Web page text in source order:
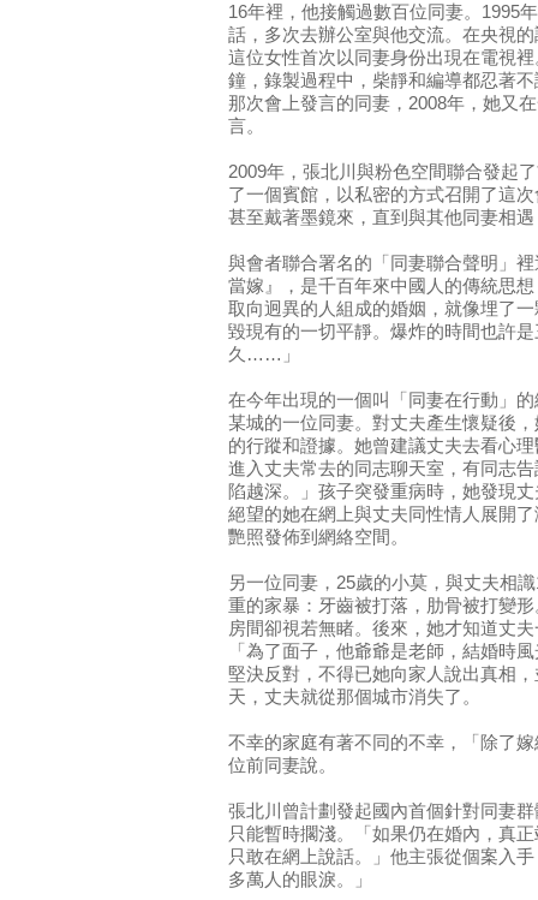
16年裡，他接觸過數百位同妻。1995
話，多次去辦公室與他交流。在央視
這位女性首次以同妻身份出現在電視
鐘，錄製過程中，柴靜和編導都忍著
那次會上發言的同妻，2008年，她又
言。
2009年，張北川與粉色空間聯合發起
了一個賓館，以私密的方式召開了這
甚至戴著墨鏡來，直到與其他同妻相
與會者聯合署名的「同妻聯合聲明」
當嫁』，是千百年來中國人的傳統思
取向迥異的人組成的婚姻，就像埋了
毀現有的一切平靜。爆炸的時間也許
久……」
在今年出現的一個叫「同妻在行動」
某城的一位同妻。對丈夫產生懷疑後
的行蹤和證據。她曾建議丈夫去看心
進入丈夫常去的同志聊天室，有同志
陷越深。」孩子突發重病時，她發現
絕望的她在網上與丈夫同性情人展開
艷照發佈到網絡空間。
另一位同妻，25歲的小莫，與丈夫相
重的家暴：牙齒被打落，肋骨被打變
房間卻視若無睹。後來，她才知道丈
「為了面子，他爺爺是老師，結婚時
堅決反對，不得已她向家人說出真相
天，丈夫就從那個城市消失了。
不幸的家庭有著不同的不幸，「除了
位前同妻說。
張北川曾計劃發起國內首個針對同妻
只能暫時擱淺。「如果仍在婚內，真
只敢在網上說話。」他主張從個案入
多萬人的眼淚。」